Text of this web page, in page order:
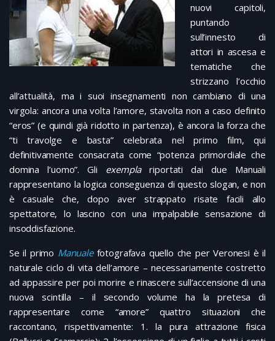
nuovi capitoli,
puntando
sull’innesto di
attori in ascesa e
tematiche che
strizzano l’occhio
all’attualità, ma i suoi insegnamenti non cambiano di una
virgola: ancora una volta l’amore, stavolta non a caso definito
“eros” (e quindi già ridotto in partenza), è ancora la forza che
“ti travolge e basta” celebrata nel primo film, qui
definitivamente consacrata come “potenza primordiale che
domina l’uomo”. Gli exemplariportati dai due Manuali
rappresentano la logica conseguenza di questo slogan, e non
è casuale che, dopo aver strappato risate facili allo
spettatore, lo lascino con una impalpabile sensazione di
insoddisfazione.
Se il primo Manuale fotografava quello che per Veronesi è il
naturale ciclo di vita dell’amore – necessariamente costretto
ad appassire per poi morire e rinascere sull’accensione di una
nuova scintilla – il secondo volume ha la pretesa di
rappresentare come “amore” quattro situazioni che
raccontano, rispettivamente: 1. la pura attrazione fisica